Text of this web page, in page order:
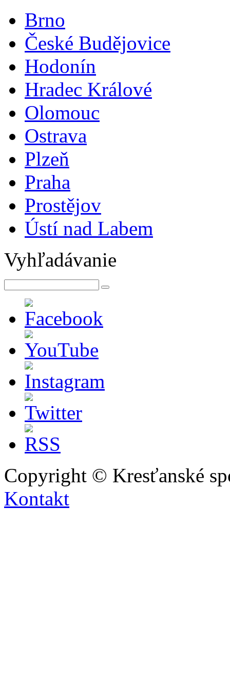
Brno
České Budějovice
Hodonín
Hradec Králové
Olomouc
Ostrava
Plzeň
Praha
Prostějov
Ústí nad Labem
Vyhľadávanie
Copyright © Kresťanské
Kontakt